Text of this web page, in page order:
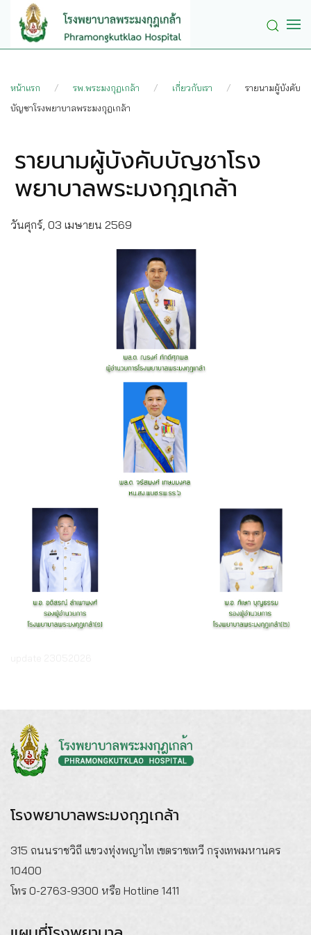
Skip to main content
หน้าแรก รพ.พระมงกุฏเกล้า เกี่ยวกับเรา
รายนามผู้บังคับ
บัญชาโรงพยาบาลพระมงกุฎเกล้า
รายนามผู้บังคับบัญชาโรง
พยาบาลพระมงกุฎเกล้า
วันศุกร์, 03 เมษายน 2569
โรงพยาบาลพระมงกุฎเกล้า
315 ถนนราชวิถี แขวงทุ่งพญาไท เขตราชเทวี กรุงเทพมหานคร
10400
โทร 0-2763-9300 หรือ Hotline 1411